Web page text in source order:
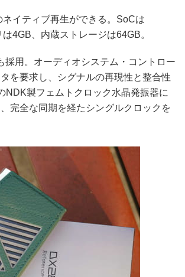
イティブ再生ができる。SoCは
4GB、内蔵ストレージは64GB。
用。オーディオシステム・コントロー
を要求し、シグナルの再現性と整合性
NDK製フェムトクロック水晶発振器に
完全な同期を経たシングルクロックを